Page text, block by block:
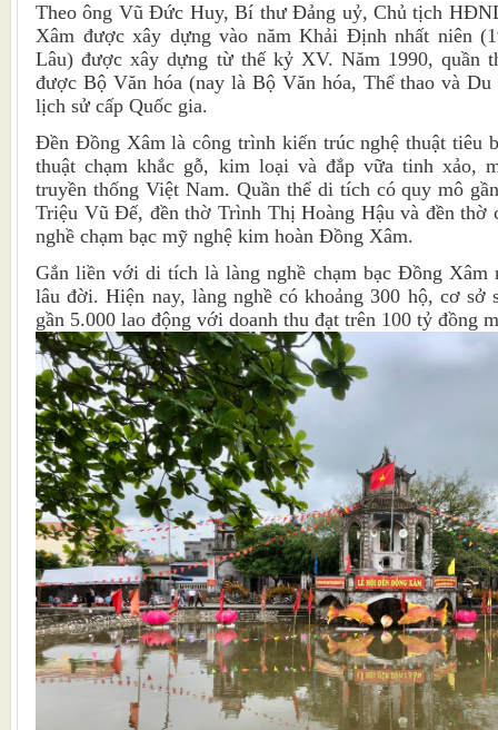
Theo ông Vũ Đức Huy, Bí thư Đảng uỷ, Chủ tịch
Xâm được xây dựng vào năm Khải Định nhất niên
Lâu) được xây dựng từ thế kỷ XV. Năm 1990, quần
được Bộ Văn hóa (nay là Bộ Văn hóa, Thể thao và
lịch sử cấp Quốc gia.
Đền Đồng Xâm là công trình kiến trúc nghệ thuật tiêu
thuật chạm khắc gỗ, kim loại và đắp vữa tinh xảo,
truyền thống Việt Nam. Quần thể di tích có quy mô
Triệu Vũ Đế, đền thờ Trình Thị Hoàng Hậu và đền
nghề chạm bạc mỹ nghệ kim hoàn Đồng Xâm.
Gắn liền với di tích là làng nghề chạm bạc Đồng Xâm
lâu đời. Hiện nay, làng nghề có khoảng 300 hộ, cơ sở
gần 5.000 lao động với doanh thu đạt trên 100 tỷ đồng